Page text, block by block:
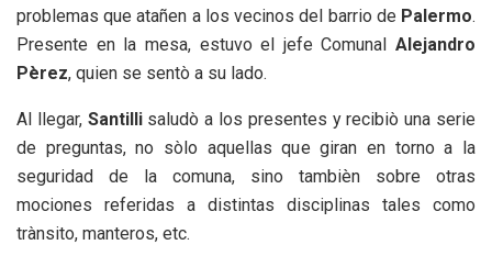
problemas que atañen a los vecinos del barrio de Palermo.
Presente en la mesa, estuvo el jefe Comunal Alejandro
Pèrez, quien se sentò a su lado.
Al llegar, Santillisaludò a los presentes y recibiò una serie
de preguntas, no sòlo aquellas que giran en torno a la
seguridad de la comuna, sino tambièn sobre otras
mociones referidas a distintas disciplinas tales como
trànsito, manteros, etc.